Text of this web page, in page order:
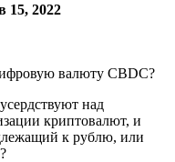
15, 2022
над
криптовалют, и
к рублю, или